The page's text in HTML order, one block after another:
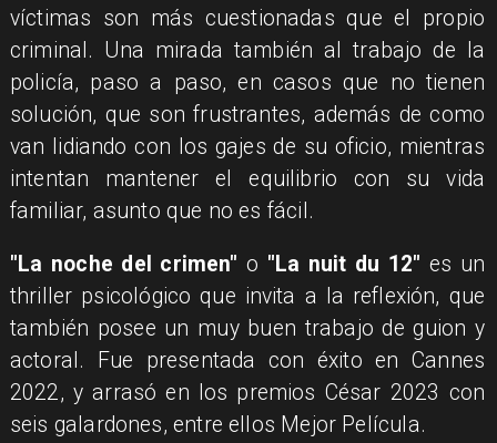
víctimas son más cuestionadas que el propio
criminal. Una mirada también al trabajo de la
policía, paso a paso, en casos que no tienen
solución, que son frustrantes, además de como
van lidiando con los gajes de su oficio, mientras
intentan mantener el equilibrio con su vida
familiar, asunto que no es fácil.
"La noche del crimen" o "La nuit du 12" es un
thriller psicológico que invita a la reflexión, que
también posee un muy buen trabajo de guion y
actoral. Fue presentada con éxito en Cannes
2022, y arrasó en los premios César 2023 con
seis galardones, entre ellos Mejor Película.